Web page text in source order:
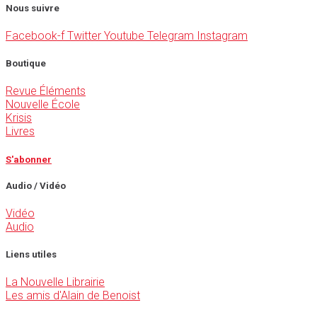
Nous suivre
Facebook-f Twitter Youtube Telegram Instagram
Boutique
Revue Éléments
Nouvelle École
Krisis
Livres
S'abonner
Audio / Vidéo
Vidéo
Audio
Liens utiles
La Nouvelle Librairie
Les amis d'Alain de Benoist